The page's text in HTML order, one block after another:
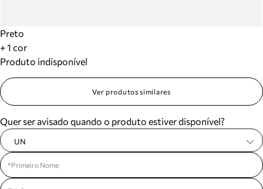
Preto
+ 1 cor
Produto indisponível
Ver produtos similares
Quer ser avisado quando o produto estiver disponível?
UN